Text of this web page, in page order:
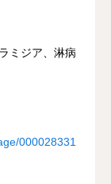
ジア、淋病
000028331